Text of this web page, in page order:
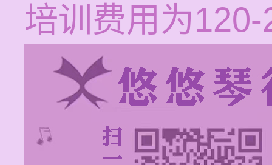
培训费用为